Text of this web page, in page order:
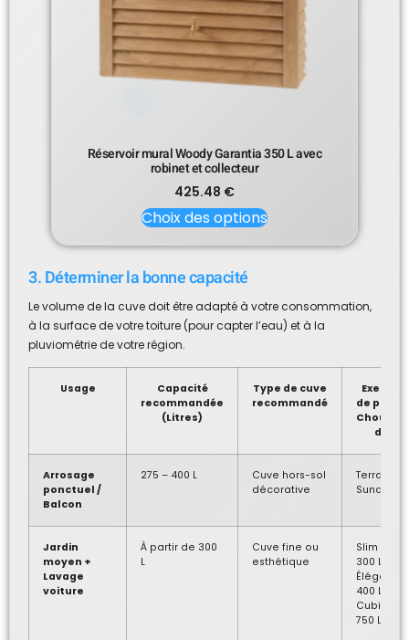
Réservoir mural Woody Garantia 350 L avec
robinet et collecteur
425.48 €
Choix des options
3. Déterminer la bonne capacité
Le volume de la cuve doit être adapté à votre consommation,
à la surface de votre toiture (pour capter l’eau) et à la
pluviométrie de votre région.
Usage
Capacité
recommandée
(Litres)
Type de cuve
recommandé
de
d’ESA
Arrosage
ponctuel /
Balcon
275 – 400 L
Cuve hors-sol
décorative
Terra 275
Sunda
Jardin
moyen +
Lavage
voiture
À partir de 300
L
Cuve fine ou
esthétique
Slim
300 L,
Élégance
400 L,
Cubique
750 L